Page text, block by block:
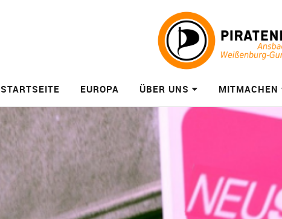
STARTSEITE EUROPA ÜBER UNS MITMACHEN